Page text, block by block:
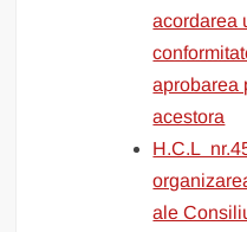
acordarea
aprobarea
acestora
H.C.L
ale